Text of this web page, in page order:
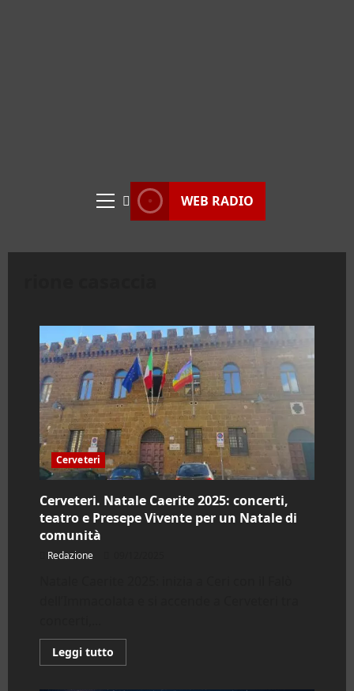
Menu
WEB RADIO
Cerveteri
Cerveteri. Natale Caerite 2025: concerti,
teatro e Presepe Vivente per un Natale di
comunità
Redazione
Leggi tutto
di